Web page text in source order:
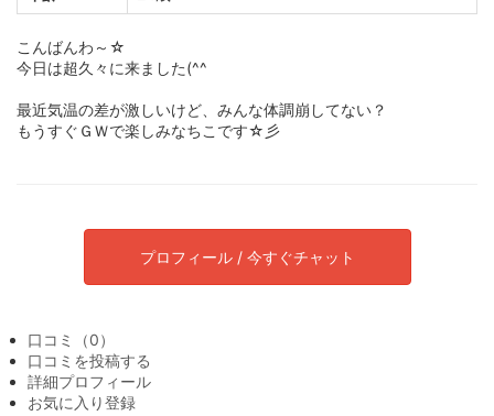
こんばんわ～☆
今日は超久々に来ました(^^ゞ
最近気温の差が激しいけど、みんな体調崩してない？
もうすぐＧＷで楽しみなちこです☆彡
プロフィール / 今すぐチャット
口コミ（0）
口コミを投稿する
詳細プロフィール
お気に入り登録